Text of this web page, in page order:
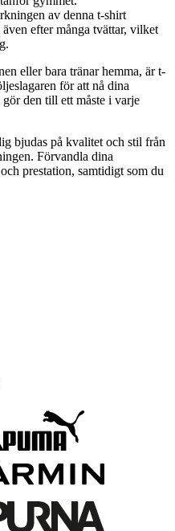
av denna t-shirt
efter många tvättar, vilket
eller bara tränar hemma, är t-
för att nå dina
den till ett måste i varje
bjudas på kvalitet och stil från
Förvandla dina
prestation, samtidigt som du